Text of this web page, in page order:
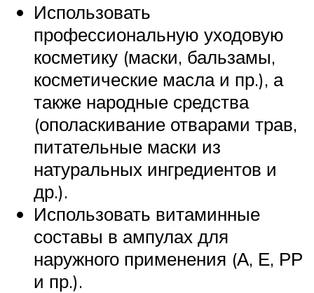
Использовать
профессиональную уходовую
косметику (маски, бальзамы,
косметические масла и пр.), а
также народные средства
(ополаскивание отварами трав,
питательные маски из
натуральных ингредиентов и
др.).
Использовать витаминные
составы в ампулах для
наружного применения (А, Е, РР
и пр.).